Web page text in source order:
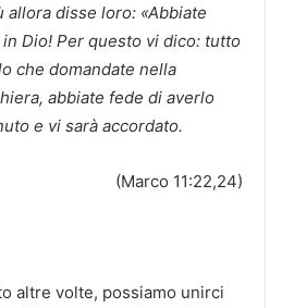
allora disse loro: «Abbiate
Dio! Per questo vi dico: tutto
che domandate nella
abbiate fede di averlo
e vi sarà accordato.
(Marco 11:22,24)
altre volte, possiamo unirci